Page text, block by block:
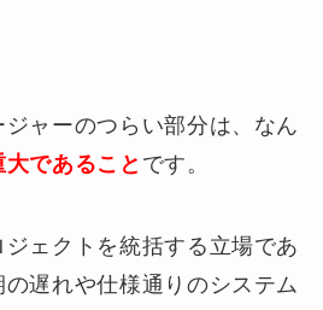
ャーのつらい部分は、なん
であること です。
ェクトを統括する立場であ
遅れや仕様通りのシステム